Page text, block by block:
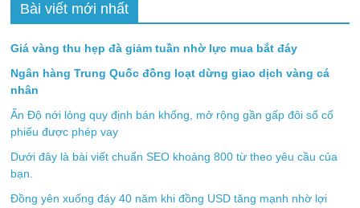
Bài viết mới nhất
Giá vàng thu hẹp đà giảm tuần nhờ lực mua bắt đáy
Ngân hàng Trung Quốc đồng loạt dừng giao dịch vàng cá
nhân
Ấn Độ nới lỏng quy định bán khống, mở rộng gần gấp đôi số cổ
phiếu được phép vay
Dưới đây là bài viết chuẩn SEO khoảng 800 từ theo yêu cầu của
bạn.
Đồng yên xuống đáy 40 năm khi đồng USD tăng mạnh nhờ lợi